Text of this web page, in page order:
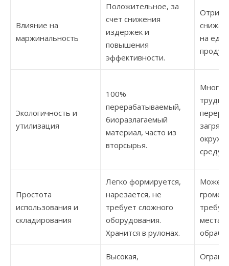
Влияние на
маржинальность
Положительное, за
счет снижения
издержек и
повышения
эффективности.
на
Экологичность и
утилизация
100%
перерабатываемый,
биоразлагаемый
материал, часто из
вторсырья.
трудно
среду.
Простота
использования и
складирования
Легко формируется,
нарезается, не
требует сложного
оборудования.
Хранится в рулонах.
Может
места,
Высокая,